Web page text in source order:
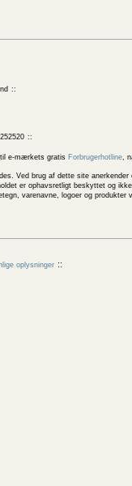
e-mærkets gratis Forbrugerhotline,
Ved brug af dette site
er ophavsretligt beskyttet og
varenavne, logoer og
oplysninger